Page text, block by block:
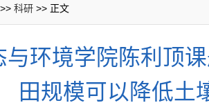
>> 科研 >> 正文
与环境学院陈利顶
田规模可以降低土